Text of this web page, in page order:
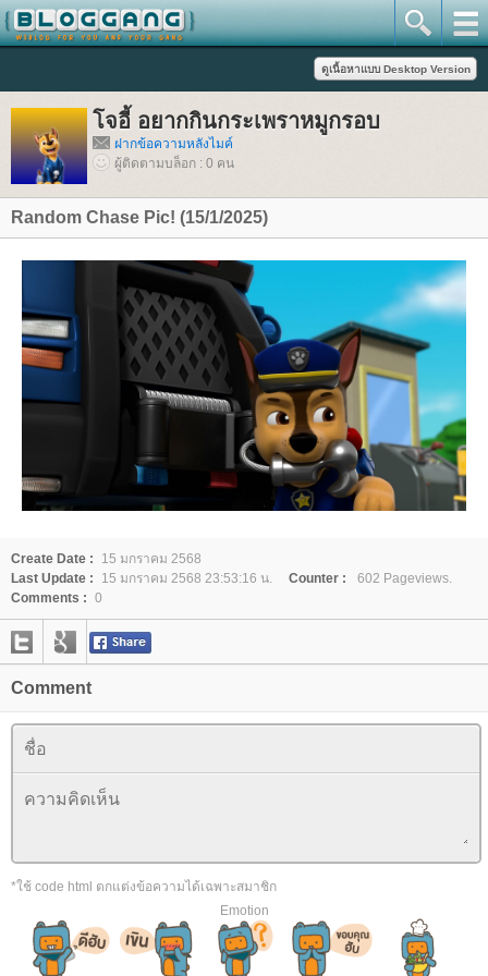
จอี้ อยากกินกระเพราหมูกรอบ
ฝากข้อความหลังไมค์
ผู้ติดตามบล็อก : 0 คน
Random Chase Pic! (15/1/2025)
Create Date :
15 มกราคม 2568
Last Update :
15 มกราคม 2568 23:53:16 น. Counter :
602 Pageviews.
Comments : 0
Comment
*ใช้ code html ตกแต่งข้อความได้เฉพาะสมาชิก
Emotion